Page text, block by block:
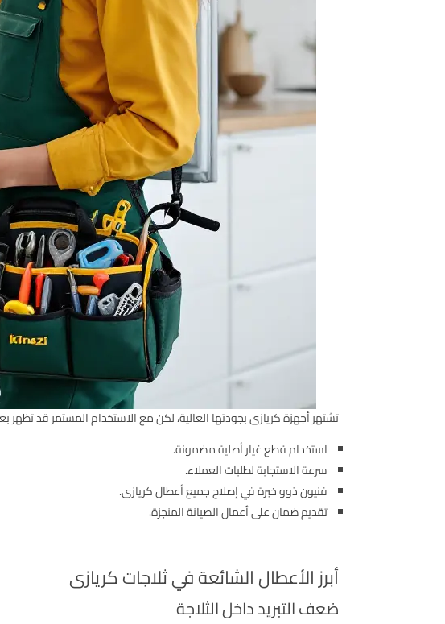
تشتهر أجهزة كريازى بجودتها العالية، لكن مع الاستخدام المستمر قد
استخدام قطع غيار أصلية مضمونة.
سرعة الاستجابة لطلبات العملاء.
فنيون ذوو خبرة في إصلاح جميع أعطال كريازى.
تقديم ضمان على أعمال الصيانة المنجزة.
أبرز الأعطال الشائعة في ثلاجات كريازى
ضعف التبريد داخل الثلاجة